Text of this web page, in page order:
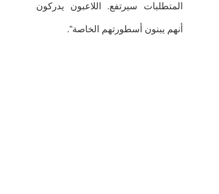
المتطلبات سيرتفع. اللاعبون يدركون
أنهم يبنون أسطورتهم الخاصة”.